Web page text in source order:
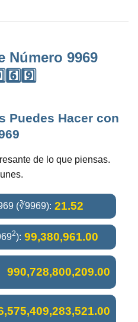
Número 9969
Puedes Hacer con
de lo que piensas.
(∛9969): 21.52
2): 99,380,961.00
990,728,800,209.00